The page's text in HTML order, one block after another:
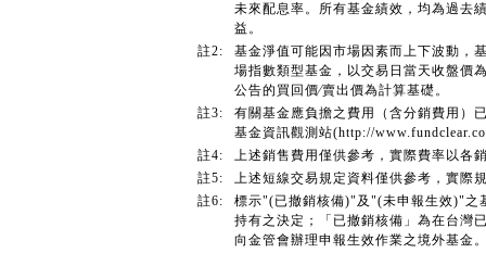
未來配息率。所有基金績效，均為過去
益。
註2:
基金淨值可能因市場因素而上下波動，
場指數類型基金，以交易日當天收盤價
公告的買回價∕賣出價為計算基礎。
註3:
有關基金應負擔之費用（含分銷費用）
基金資訊觀測站(http://
註4:
上述銷售費用僅供參考，實際費率以各
註5:
上述短線交易規定資料僅供參考，實際
註6:
標示"(已撤銷核備)"及"(未申報生效)"之
持有之決定；「已撤銷核備」為在台灣
向金管會辦理申報生效作業之境外基金